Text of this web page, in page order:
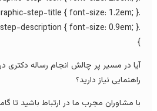
در مسیر پر چالش انجام رساله دکتری در حوزه
نیاز دارید؟
مشاوران مجرب ما در ارتباط باشید تا